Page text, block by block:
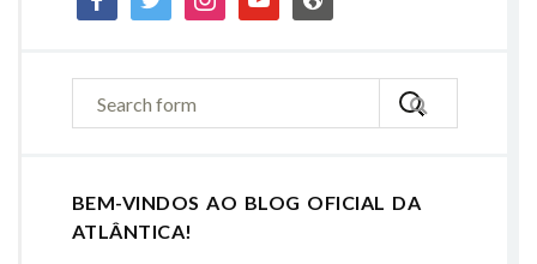
site
BEM-VINDOS AO BLOG OFICIAL DA
ATLÂNTICA!